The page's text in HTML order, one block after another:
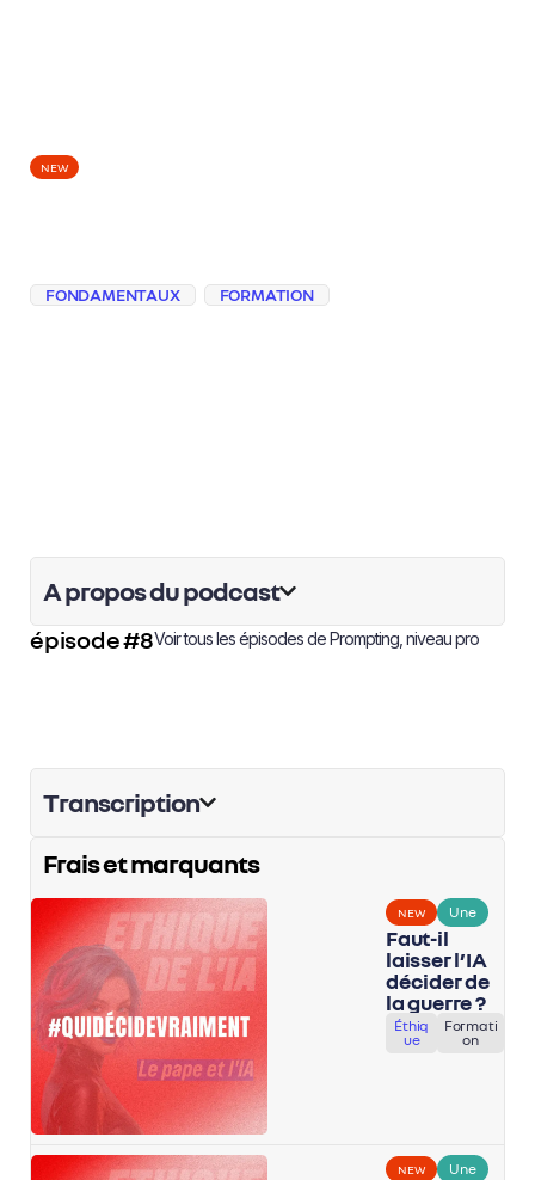
NEW
FONDAMENTAUX FORMATION
A propos du podcast
épisode #8Voir tous les épisodes dePrompting, niveau pro
Transcription
Frais et marquants
NEW Une
Faut-il
laisser l’IA
décider de
la guerre ?
Éthiq
ue
Formati
on
NEW Une